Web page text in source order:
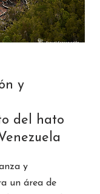
y
del hato
y
un área de